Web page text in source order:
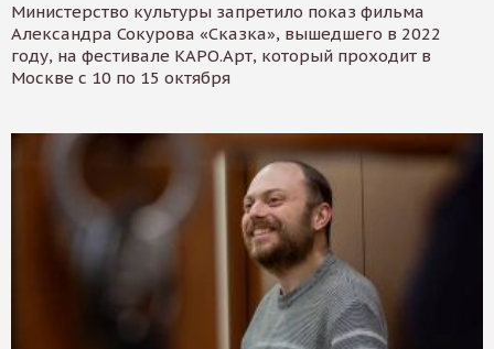
Министерство культуры запретило показ фильма
Александра Сокурова «Сказка», вышедшего в 2022
году, на фестивале КАРО.Арт, который проходит в
Москве с 10 по 15 октября